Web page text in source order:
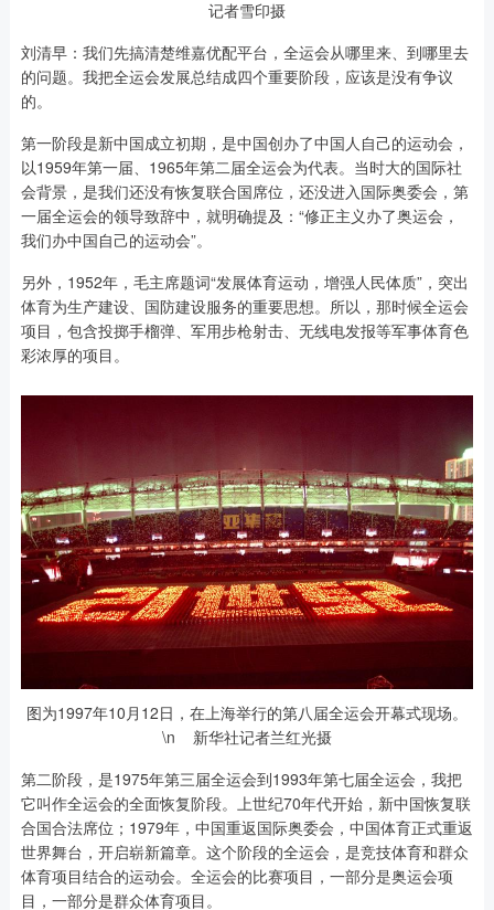
记者雪印摄
刘清早：我们先搞清楚维嘉优配平台，全运会从哪里来、到哪里去
的问题。我把全运会发展总结成四个重要阶段，应该是没有争议
的。
第一阶段是新中国成立初期，是中国创办了中国人自己的运动会，
以1959年第一届、1965年第二届全运会为代表。当时大的国际社
会背景，是我们还没有恢复联合国席位，还没进入国际奥委会，第
一届全运会的领导致辞中，就明确提及：“修正主义办了奥运会，
我们办中国自己的运动会”。
另外，1952年，毛主席题词“发展体育运动，增强人民体质”，突出
体育为生产建设、国防建设服务的重要思想。所以，那时候全运会
项目，包含投掷手榴弹、军用步枪射击、无线电发报等军事体育色
彩浓厚的项目。
图为1997年10月12日，在上海举行的第八届全运会开幕式现场。
\n 新华社记者兰红光摄
第二阶段，是1975年第三届全运会到1993年第七届全运会，我把
它叫作全运会的全面恢复阶段。上世纪70年代开始，新中国恢复联
合国合法席位；1979年，中国重返国际奥委会，中国体育正式重返
世界舞台，开启崭新篇章。这个阶段的全运会，是竞技体育和群众
体育项目结合的运动会。全运会的比赛项目，一部分是奥运会项
目，一部分是群众体育项目。